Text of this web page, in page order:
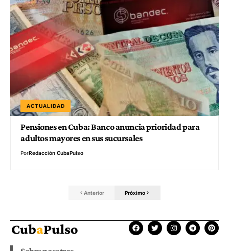
ACTUALIDAD
Pensiones en Cuba: Banco anuncia prioridad para
adultos mayores en sus sucursales
PorRedacción CubaPulso
Anterior Próximo